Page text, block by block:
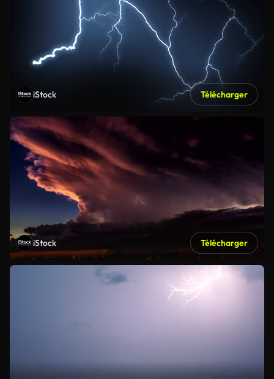
iStock Télécharger
iStock Télécharger